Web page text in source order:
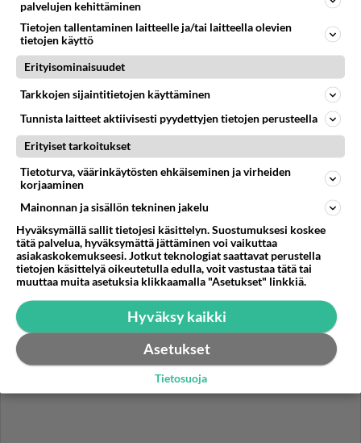
mukana esite ilotulitus raketeista. Olenko minä ainoa
joka on huolest...
17.12.2005 14:10
KUN MIKÄÄN EI RIITÄ Vastattu 2v
Miks 6lk pitää käydä koulu uinneis
Minä osaan jo uida niin miks pitää mennä sinne...
24.10.2023 11:44 3
palvelujen kehittäminen
Tietojen tallentaminen laitteelle ja/tai laitteella olevien
tietojen käyttö
Erityisominaisuudet
Tarkkojen sijaintitietojen käyttäminen
Tunnista laitteet aktiivisesti pyydettyjen tietojen perusteella
Erityiset tarkoitukset
Tietoturva, väärinkäytösten ehkäiseminen ja virheiden
korjaaminen
Mainonnan ja sisällön tekninen jakelu
Hyväksymällä sallit tietojesi käsittelyn. Suostumuksesi koskee
tätä palvelua, hyväksymättä jättäminen voi vaikuttaa
asiakaskokemukseesi. Jotkut teknologiat saattavat perustella
tietojen käsittelyä oikeutetulla edulla, voit vastustaa tätä tai
muuttaa muita asetuksia klikkaamalla "Asetukset" linkkiä.
Hyväksy kaikki
Asetukset
Tietosuoja